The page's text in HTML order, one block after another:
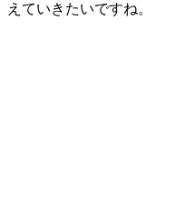
えていきたいですね。